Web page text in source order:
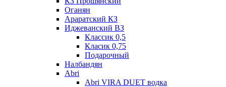
Оганян
Араратский КЗ
Иджеванский ВЗ
Классик 0,5
Класик 0,75
Подарочный
Налбандян
Abri
Abri VIRA DUET водка